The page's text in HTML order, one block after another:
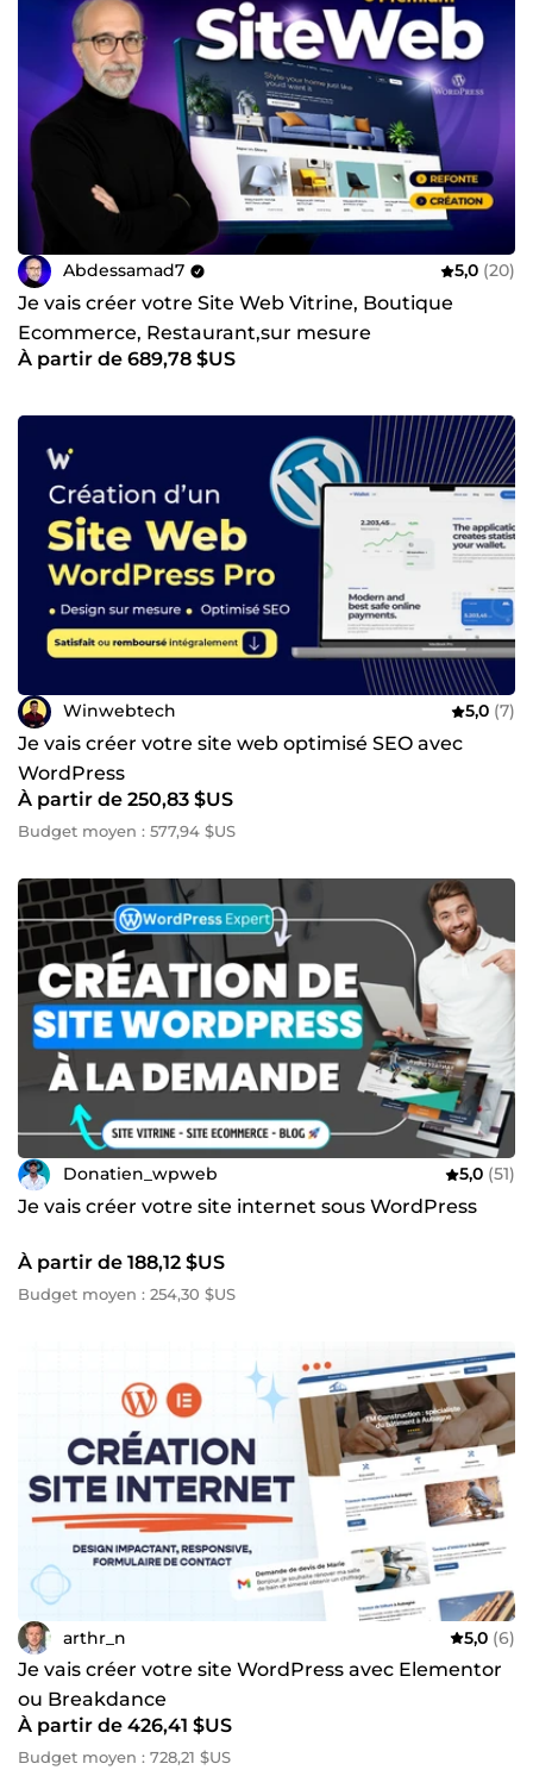
Abdessamad7 5,0 (20)
Je vais créer votre Site Web Vitrine, Boutique
Ecommerce, Restaurant,sur mesure
À partir de 689,78 $US
Winwebtech 5,0 (7)
Je vais créer votre site web optimisé SEO avec
WordPress
À partir de 250,83 $US
Budget moyen : 577,94 $US
Donatien_wpweb 5,0 (51)
Je vais créer votre site internet sous WordPress
À partir de 188,12 $US
Budget moyen : 254,30 $US
arthr_n 5,0 (6)
Je vais créer votre site WordPress avec Elementor
ou Breakdance
À partir de 426,41 $US
Budget moyen : 728,21 $US